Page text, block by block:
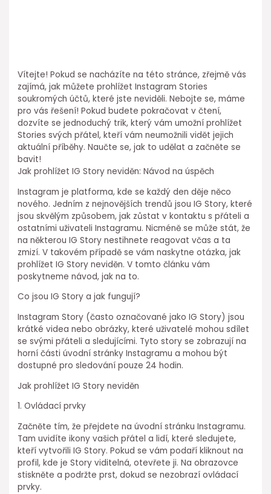
Vítejte! Pokud se nacházíte na této stránce, zřejmě vás
zajímá, jak můžete prohlížet Instagram Stories
soukromých účtů, které jste neviděli. Nebojte se, máme
pro vás řešení! Pokud budete pokračovat v čtení,
dozvíte se jednoduchý trik, který vám umožní prohlížet
Stories svých přátel, kteří vám neumožnili vidět jejich
aktuální příběhy. Naučte se, jak to udělat a začněte se
bavit!
Jak prohlížet IG Story neviděn: Návod na úspěch
Instagram je platforma, kde se každý den děje něco
nového. Jedním z nejnovějších trendů jsou IG Story, které
jsou skvělým způsobem, jak zůstat v kontaktu s přáteli a
ostatními uživateli Instagramu. Nicméně se může stát, že
na některou IG Story nestihnete reagovat včas a ta
zmizí. V takovém případě se vám naskytne otázka, jak
prohlížet IG Story neviděn. V tomto článku vám
poskytneme návod, jak na to.
Co jsou IG Story a jak fungují?
Instagram Story (často označované jako IG Story) jsou
krátké videa nebo obrázky, které uživatelé mohou sdílet
se svými přáteli a sledujícími. Tyto story se zobrazují na
horní části úvodní stránky Instagramu a mohou být
dostupné pro sledování pouze 24 hodin.
Jak prohlížet IG Story neviděn
1. Ovládací prvky
Začněte tím, že přejdete na úvodní stránku Instagramu.
Tam uvidíte ikony vašich přátel a lidí, které sledujete,
kteří vytvořili IG Story. Pokud se vám podaří kliknout na
profil, kde je Story viditelná, otevřete ji. Na obrazovce
stiskněte a podržte prst, dokud se nezobrazí ovládací
prvky.